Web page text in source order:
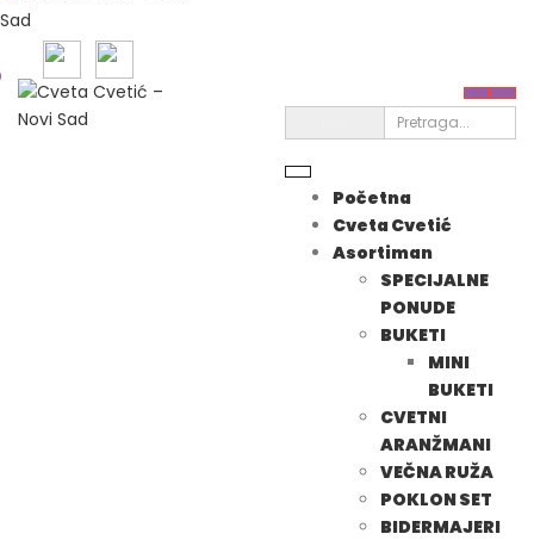
Početna
Cveta Cvetić
Asortiman
SPECIJALNE
PONUDE
BUKETI
MINI
BUKETI
CVETNI
ARANŽMANI
VEČNA RUŽA
POKLON SET
BIDERMAJERI